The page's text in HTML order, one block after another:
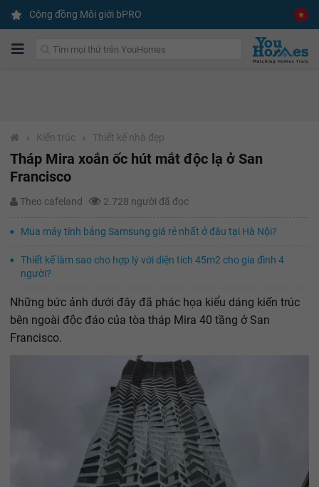
Cộng đồng Môi giới bPRO
› Kiến trúc › Thiết kế nhà đẹp
Tháp Mira xoắn ốc hút mắt độc lạ ở San
Francisco
Theo cafeland 2.728 người đã đọc
Mua máy tính bảng Samsung giá rẻ nhất ở đâu tại Hà Nội?
Thiết kế làm sao cho hợp lý với diện tích 45m2 cho gia đình 4
người?
Những bức ảnh dưới đây đã phác họa kiểu dáng kiến trúc
bên ngoài độc đáo của tòa tháp Mira 40 tầng ở San
Francisco.